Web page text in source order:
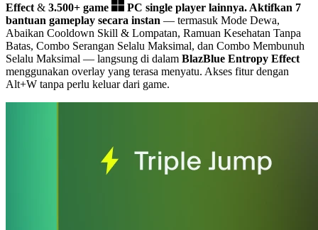
Effect & 3.500+ game PC single player lainnya. Aktifkan 7
bantuan gameplay secara instan — termasuk Mode Dewa,
Abaikan Cooldown Skill & Lompatan, Ramuan Kesehatan Tanpa
Batas, Combo Serangan Selalu Maksimal, dan Combo Membunuh
Selalu Maksimal — langsung di dalam BlazBlue Entropy Effect
menggunakan overlay yang terasa menyatu. Akses fitur dengan
Alt+W tanpa perlu keluar dari game.